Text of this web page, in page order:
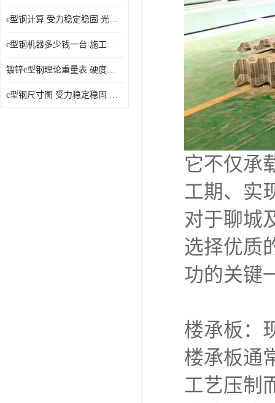
c型钢计算 受力稳定稳固 光洁无毛刺
c型钢机器多少钱一台 施工方便简单 稳重支撑承载力大
镀锌c型钢理论重量表 硬度高韧性强 光洁无毛刺
c型钢尺寸图 受力稳定稳固 光洁无毛刺
它不仅承
工期、实
对于聊城
选择优质
功的关键
楼承板：
楼承板通
工艺压制